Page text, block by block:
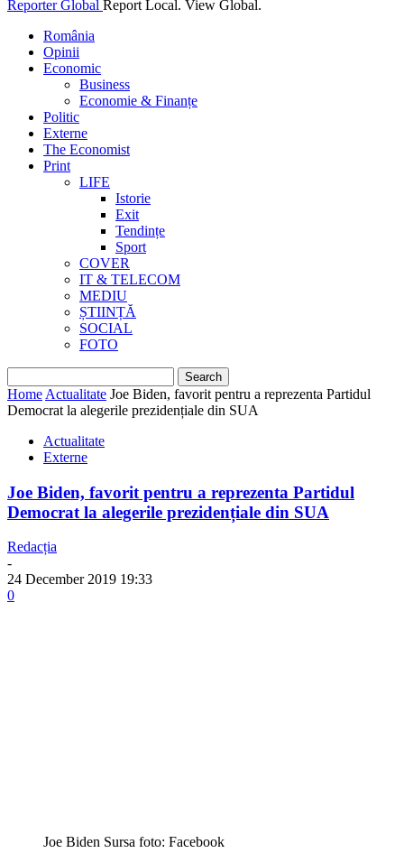
Reporter Global Report Local. View Global.
România
Opinii
Economic
Business
Economie & Finanțe
Politic
Externe
The Economist
Print
LIFE
Istorie
Exit
Tendințe
Sport
COVER
IT & TELECOM
MEDIU
ȘTIINȚĂ
SOCIAL
FOTO
Home Actualitate Joe Biden, favorit pentru a reprezenta Partidul
Democrat la alegerile prezidențiale din SUA
Actualitate
Externe
Joe Biden, favorit pentru a reprezenta Partidul
Democrat la alegerile prezidențiale din SUA
Redacția
-
24 December 2019 19:33
0
Joe Biden Sursa foto: Facebook